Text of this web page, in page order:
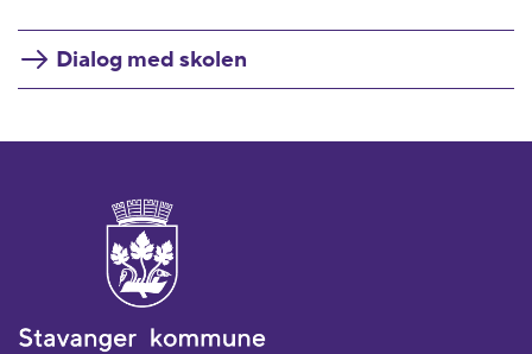
Dialog med skolen